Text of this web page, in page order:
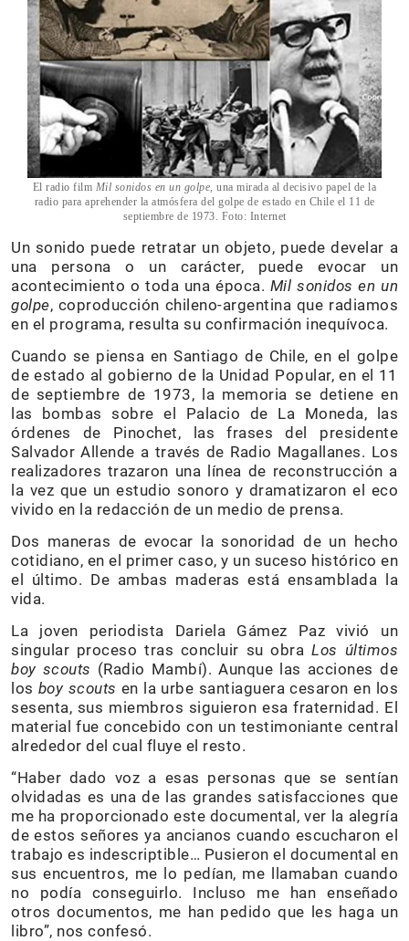
El radio film Mil sonidos en un golpe, una mirada al decisivo papel de la
radio para aprehender la atmósfera del golpe de estado en Chile el 11 de
septiembre de 1973. Foto: Internet
Un sonido puede retratar un objeto, puede develar a
una persona o un carácter, puede evocar un
acontecimiento o toda una época. Mil sonidos en un
golpe, coproducción chileno-argentina que radiamos
en el programa, resulta su confirmación inequívoca.
Cuando se piensa en Santiago de Chile, en el golpe
de estado al gobierno de la Unidad Popular, en el 11
de septiembre de 1973, la memoria se detiene en
las bombas sobre el Palacio de La Moneda, las
órdenes de Pinochet, las frases del presidente
Salvador Allende a través de Radio Magallanes. Los
realizadores trazaron una línea de reconstrucción a
la vez que un estudio sonoro y dramatizaron el eco
vivido en la redacción de un medio de prensa.
Dos maneras de evocar la sonoridad de un hecho
cotidiano, en el primer caso, y un suceso histórico en
el último. De ambas maderas está ensamblada la
vida.
La joven periodista Dariela Gámez Paz vivió un
singular proceso tras concluir su obraLos últimos
boy scouts (Radio Mambí). Aunque las acciones de
los boy scouts en la urbe santiaguera cesaron en los
sesenta, sus miembros siguieron esa fraternidad. El
material fue concebido con un testimoniante central
alrededor del cual fluye el resto.
“Haber dado voz a esas personas que se sentían
olvidadas es una de las grandes satisfacciones que
me ha proporcionado este documental, ver la alegría
de estos señores ya ancianos cuando escucharon el
trabajo es indescriptible… Pusieron el documental en
sus encuentros, me lo pedían, me llamaban cuando
no podía conseguirlo. Incluso me han enseñado
otros documentos, me han pedido que les haga un
libro”, nos confesó.